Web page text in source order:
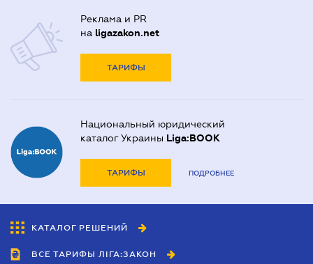
Реклама и PR
на ligazakon.net
ТАРИФЫ
Национальный юридический
каталог Украины Liga:BOOK
ТАРИФЫ ПОДРОБНЕЕ
КАТАЛОГ РЕШЕНИЙ
ВСЕ ТАРИФЫ ЛІГА:ЗАКОН